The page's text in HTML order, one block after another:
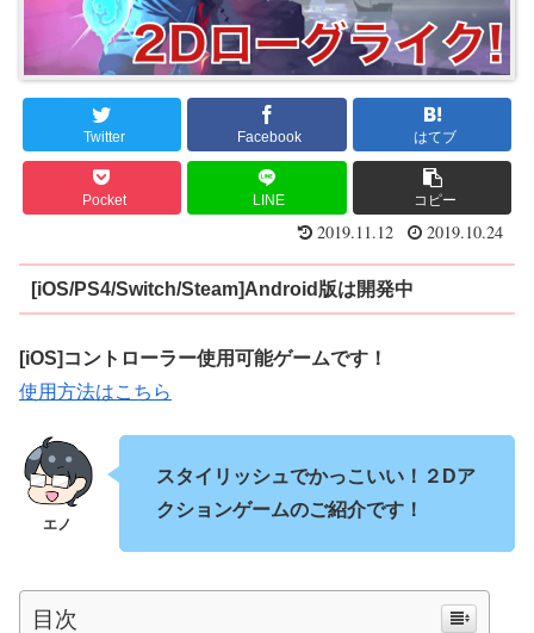
Twitter Facebook はてブ
Pocket LINE コピー
2019.11.12 2019.10.24
[iOS/PS4/Switch/Steam]Android版は開発中
[iOS]コントローラー使用可能ゲームです！
使用方法はこちら
スタイリッシュでかっこいい！２Dア
クションゲームのご紹介です！
目次